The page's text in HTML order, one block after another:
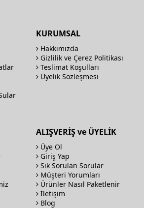
KURUMSAL
Hakkımızda
Gizlilik ve Çerez Politikası
Teslimat Koşulları
Üyelik Sözleşmesi
ALIŞVERİŞ ve ÜYELİK
Üye Ol
Giriş Yap
Sık Sorulan Sorular
Müşteri Yorumları
Ürünler Nasıl Paketlenir
İletişim
Blog